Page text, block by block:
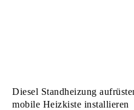
Diesel Standheizung
mobile Heizkiste installieren